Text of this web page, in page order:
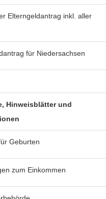
Elterngeldantrag inkl. aller
für Niedersachsen
Hinweisblätter und
Geburten
zum Einkommen